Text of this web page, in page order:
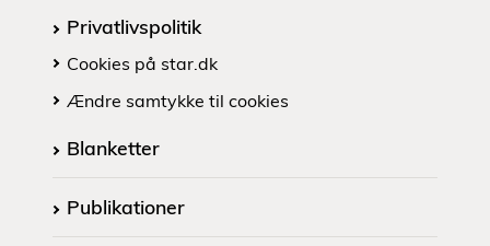
Privatlivspolitik
Cookies på star.dk
Ændre samtykke til cookies
Blanketter
Publikationer